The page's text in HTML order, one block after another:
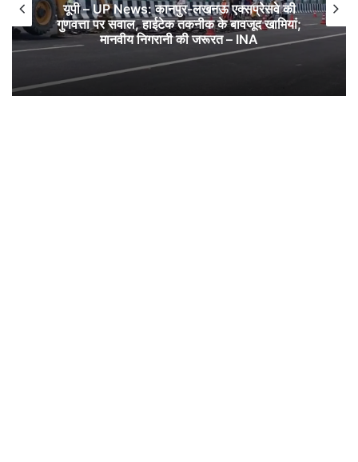
यूपी – UP News: कानपुर-लखनऊ एक्सप्रेसवे की
गुणवत्ता पर सवाल, हाईटेक तकनीक के बावजूद खामियां;
मानवीय निगरानी की जरूरत – INA